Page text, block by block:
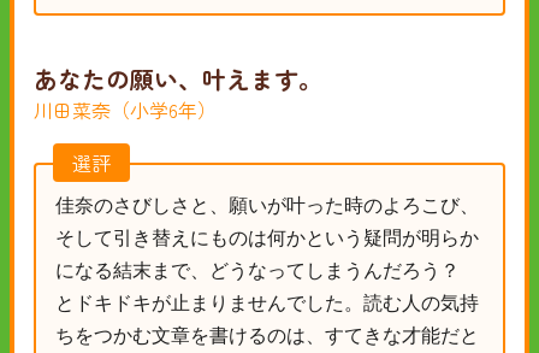
あなたの願い、叶えます。
川田菜奈（小学6年）
選評
佳奈のさびしさと、願いが叶った時のよろこび、
そして引き替えにものは何かという疑問が明らか
になる結末まで、どうなってしまうんだろう？
とドキドキが止まりませんでした。読む人の気持
ちをつかむ文章を書けるのは、すてきな才能だと